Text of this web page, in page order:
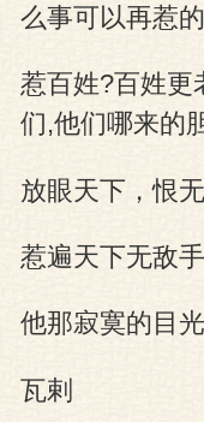
么事可以再惹的
惹百姓?百姓更
们,他们哪来的
放眼天下，恨
惹遍天下无敌
他那寂寞的目
瓦剌